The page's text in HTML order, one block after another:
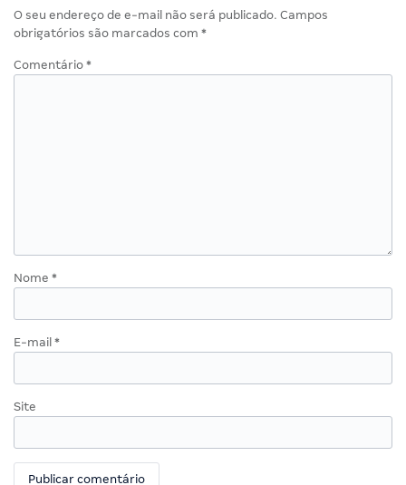
O seu endereço de e-mail não será publicado. Campos
obrigatórios são marcados com *
Comentário *
Nome *
E-mail *
Site